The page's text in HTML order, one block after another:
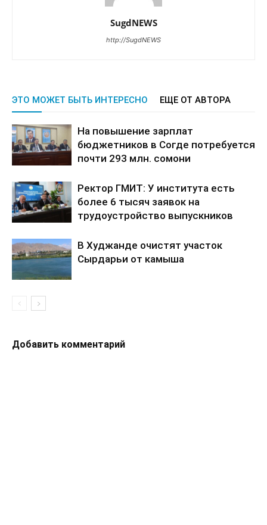
SugdNEWS
http://SugdNEWS
ЭТО МОЖЕТ БЫТЬ ИНТЕРЕСНО ЕЩЕ ОТ АВТОРА
На повышение зарплат
бюджетников в Согде потребуется
почти 293 млн. сомони
Ректор ГМИТ: У института есть
более 6 тысяч заявок на
трудоустройство выпускников
В Худжанде очистят участок
Сырдарьи от камыша
Добавить комментарий